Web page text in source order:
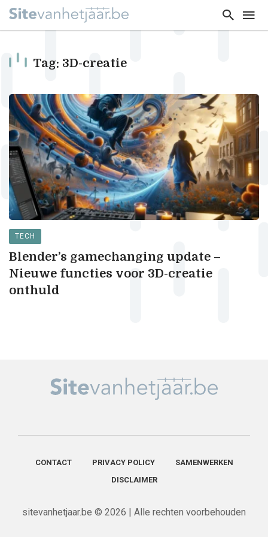
Tag: 3D-creatie
TECH
Blender’s gamechanging update –
Nieuwe functies voor 3D-creatie
onthuld
CONTACT PRIVACY POLICY
SAMENWERKEN
DISCLAIMER
sitevanhetjaar.be © 2026 | Alle rechten voorbehouden